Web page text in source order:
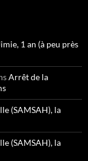
1 an (à peu près
Arrêt de la
(SAMSAH), la
(SAMSAH), la